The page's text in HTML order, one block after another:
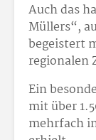
Auch das
Müllers“,
begeistert
regionalen
Ein
mit über
mehrfach